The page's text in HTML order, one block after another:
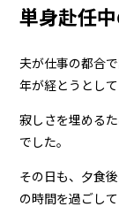
単身赴任
夫が仕事の都合
年が経とうとして
寂しさを埋める
でした。
その日も、夕食
の時間を過ごして